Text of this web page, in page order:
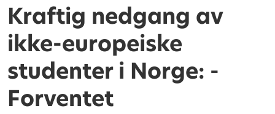
Kraftig nedgang av
ikke-europeiske
studenter i Norge: -
Forventet